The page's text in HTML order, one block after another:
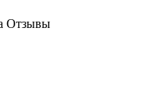
Отзывы